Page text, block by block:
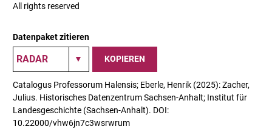
All rights reserved
Datenpaket zitieren
KOPIEREN
Catalogus Professorum Halensis; Eberle, Henrik (2025): Zacher,
Julius. Historisches Datenzentrum Sachsen-Anhalt; Institut für
Landesgeschichte (Sachsen-Anhalt). DOI:
10.22000/vhw6jn7c3wsrwrum